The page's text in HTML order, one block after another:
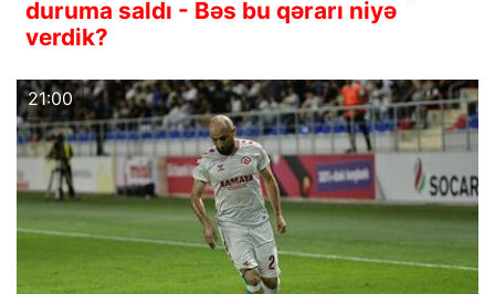
duruma saldı - Bəs bu qərarı niyə
verdik?
21:00